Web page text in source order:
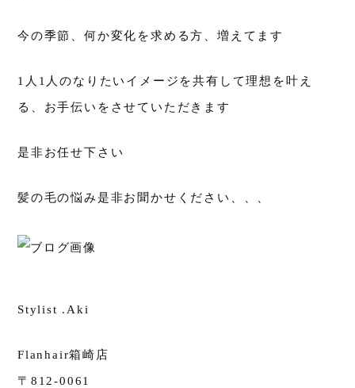
今の季節、何か変化を求める方、増えてます
1人1人のなりたいイメージを共有して理想を叶え
る、お手伝いをさせていただきます
是非お任せ下さい
髪の毛の悩み是非お聞かせください、、、
Stylist .Aki
Flanhair箱崎店
〒812-0061